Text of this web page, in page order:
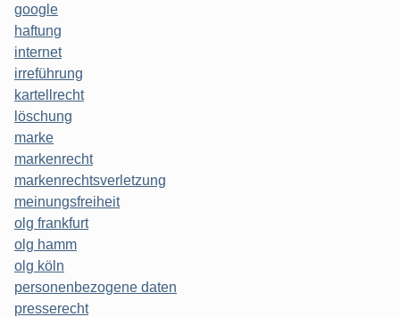
google
haftung
internet
irreführung
kartellrecht
löschung
marke
markenrecht
markenrechtsverletzung
meinungsfreiheit
olg frankfurt
olg hamm
olg köln
personenbezogene daten
presserecht